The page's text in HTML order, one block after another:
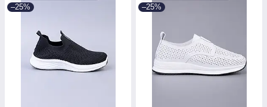
–25%
–25%